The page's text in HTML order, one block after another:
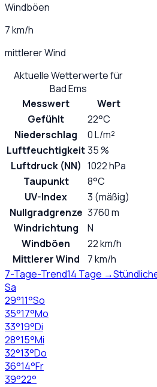
Windböen
7 km/h
mittlerer Wind
Aktuelle Wetterwerte für
Bad Ems
Messwert
Wert
Gefühlt
22°C
Niederschlag
0 L/m²
Luftfeuchtigkeit35 %
Luftdruck (NN) 1022 hPa
Taupunkt
8°C
UV-Index
3 (mäßig)
Nullgradgrenze 3760 m
Windrichtung
N
Windböen
22 km/h
Mittlerer Wind
7 km/h
7-Tage-Trend14 Tage →
Sa
29°11°So
35°17°Mo
33°19°Di
28°15°Mi
32°13°Do
36°14°Fr
39°22°